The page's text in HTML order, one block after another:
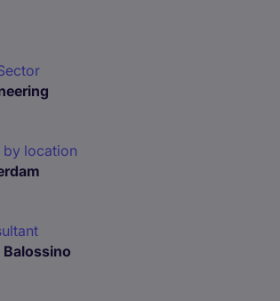
by location
Balossino